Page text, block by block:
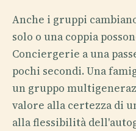
Anche i gruppi
solo o una coppia
Conciergerie a una
pochi secondi. Una
un gruppo
valore alla certezza di
alla flessibilità